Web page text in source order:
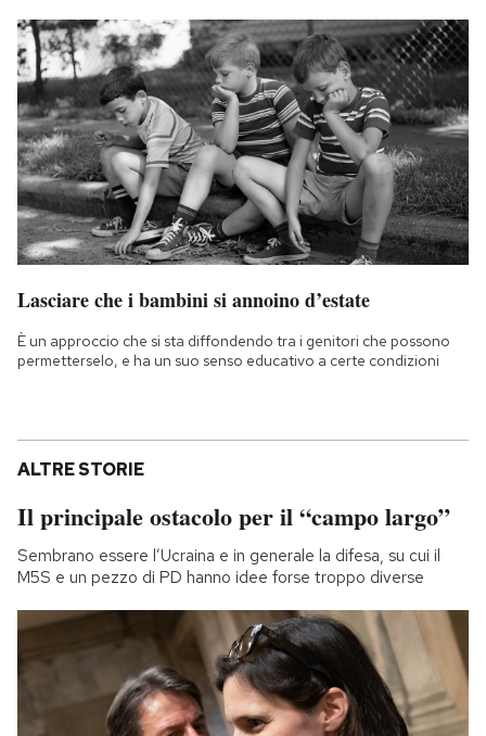
Lasciare che i bambini si annoino d’estate
È un approccio che si sta diffondendo tra i genitori che possono
permetterselo, e ha un suo senso educativo a certe condizioni
ALTRE STORIE
Il principale ostacolo per il “campo largo”
Sembrano essere l’Ucraina e in generale la difesa, su cui il
M5S e un pezzo di PD hanno idee forse troppo diverse